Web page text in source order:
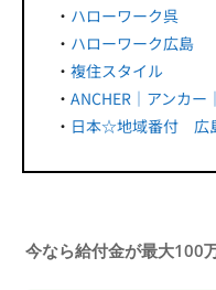
・ ハローワーク呉
・ ハローワーク広島
・ 複住スタイル
・ ANCHER｜アンカー
・ 日本☆地域番付 広
今なら給付金が最大100